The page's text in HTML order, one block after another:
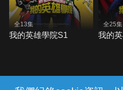
全13集
我的英雄學院S1
全25集
我的